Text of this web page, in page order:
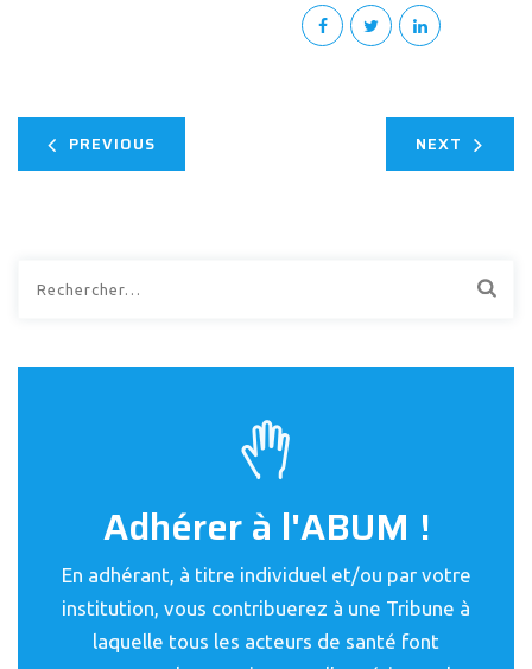
PREVIOUS NEXT
Adhérer à l'ABUM !
En adhérant, à titre individuel et/ou par votre
institution, vous contribuerez à une Tribune à
laquelle tous les acteurs de santé font